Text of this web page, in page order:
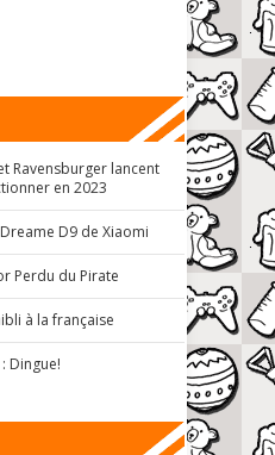
Ravensburger lancent
en 2023
D9 de Xiaomi
Perdu du Pirate
à la française
Dingue!